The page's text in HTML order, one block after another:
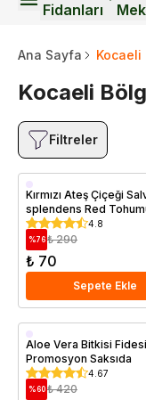
Fidanları
Ana Sayfa Kocaeli
Kocaeli
Filtreler
Kırmızı Ateş Çiçeği
splendens Red
Adet
4.8
%76 ₺ 290
₺ 70
Sepete Ekle
Saksıda
Aloe Vera Bitkisi Fidesi
Promosyon Saksıda
4.67
% 60 ₺ 420